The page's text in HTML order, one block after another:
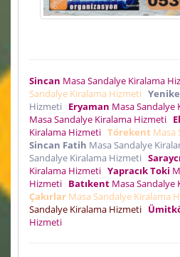
Sincan Masa Sandalye Kiralama
Sandalye Kiralama Hizmeti
Hizmeti
Eryaman Masa Sandalye
Masa Sandalye Kiralama Hizmeti
Kiralama Hizmeti Törekent Masa
Sincan Fatih Masa Sandalye
Sandalye Kiralama Hizmeti
Kiralama Hizmeti Yapracık Toki
Hizmeti Batıkent Masa Sandalye
Çakırlar Masa Sandalye Kiralama
Sandalye Kiralama Hizmeti
Hizmeti